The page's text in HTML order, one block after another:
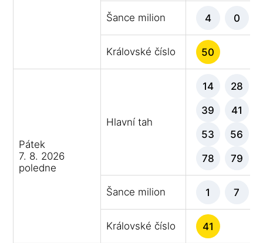
Šance milion 4 0
Královské číslo 50
Pátek
7. 8. 2026
poledne
Hlavní tah
14 28
39 41
53 56
78 79
Šance milion 1 7
Královské číslo 41